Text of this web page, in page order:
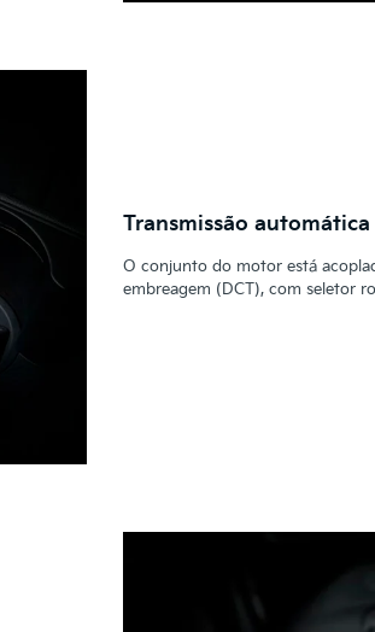
Transmissão automática
O conjunto do motor está
embreagem (DCT), com seletor